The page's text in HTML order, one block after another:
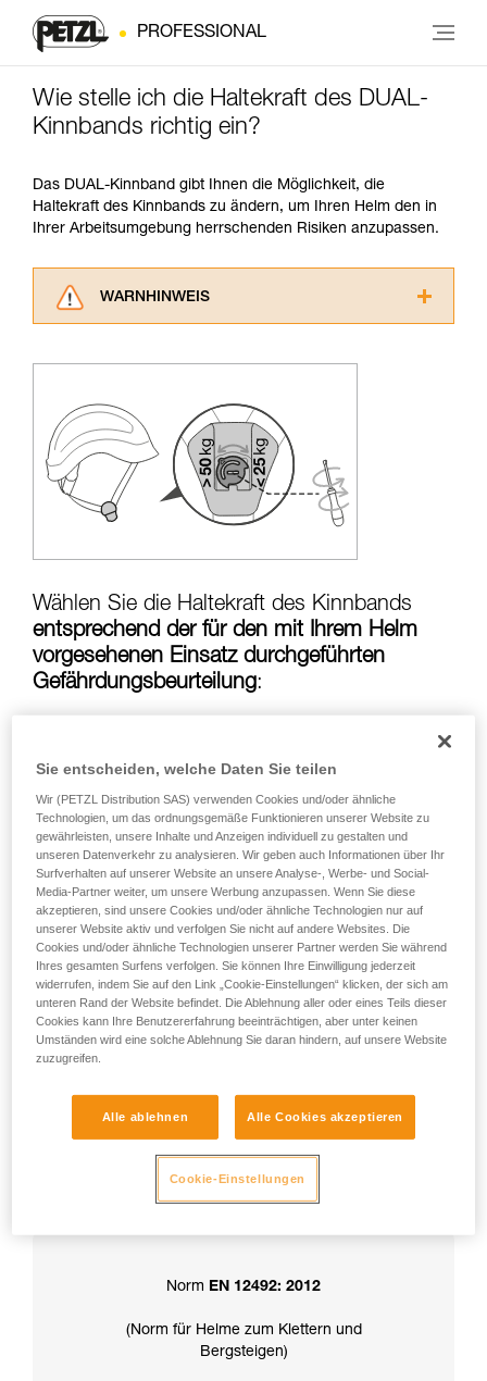
PROFESSIONAL
Wie stelle ich die Haltekraft des DUAL-
Kinnbands richtig ein?
Das DUAL-Kinnband gibt Ihnen die Möglichkeit, die
Haltekraft des Kinnbands zu ändern, um Ihren Helm den in
Ihrer Arbeitsumgebung herrschenden Risiken anzupassen.
WARNHINWEIS
ziehen. Um diese Zusatzinformationen
verstehen zu können, müssen Sie zuerst die in
der Gebrauchsanweisung enthaltenen
Informationen richtig verstanden haben.
Die Beherrschung dieser Techniken setzt eine
entsprechende Ausbildung und ein spezielles
Sie ihn eigenständig durchführen.
Wir geben Beispiele für die mit Ihrer Aktivität
verbundenen Techniken. Möglicherweise gibt es
noch andere Techniken, die hier nicht
beschrieben werden.
Wählen Sie die Haltekraft des Kinnbands
entsprechend der für den mit Ihrem Helm
vorgesehenen Einsatz durchgeführten
Gefährdungsbeurteilung:
Risiko, dass der Helm bei einem Sturz vom
Kopf gerissen wird:Haltekraft des Kinnbands
in der Position über50 kg
Strangulationsrisiko, wenn sich der Helm
verfängt:Haltekraft des Kinnbands in der
Position unter25 kg
Achtung: Ihr Helm wird in der Position
Die Wahl der Haltekraft des Kinnbands
bestimmt auch die Zertifizierung
Norm EN 12492: 2012
(Norm für Helme zum Klettern und
Bergsteigen)
Sie entscheiden, welche Daten Sie teilen
Wir (PETZL Distribution SAS) verwenden Cookies und/oder ähnliche
Technologien, um das ordnungsgemäße Funktionieren unserer Website zu
gewährleisten, unsere Inhalte und Anzeigen individuell zu gestalten und
unseren Datenverkehr zu analysieren. Wir geben auch Informationen über Ihr
Surfverhalten auf unserer Website an unsere Analyse-, Werbe- und Social-
Media-Partner weiter, um unsere Werbung anzupassen. Wenn Sie diese
akzeptieren, sind unsere Cookies und/oder ähnliche Technologien nur auf
unserer Website aktiv und verfolgen Sie nicht auf andere Websites. Die
Cookies und/oder ähnliche Technologien unserer Partner werden Sie während
Ihres gesamten Surfens verfolgen. Sie können Ihre Einwilligung jederzeit
widerrufen, indem Sie auf den Link „Cookie-Einstellungen“ klicken, der sich am
unteren Rand der Website befindet. Die Ablehnung aller oder eines Teils dieser
Cookies kann Ihre Benutzererfahrung beeinträchtigen, aber unter keinen
Umständen wird eine solche Ablehnung Sie daran hindern, auf unsere Website
zuzugreifen.
Alle ablehnen Alle Cookies akzeptieren
Cookie-Einstellungen